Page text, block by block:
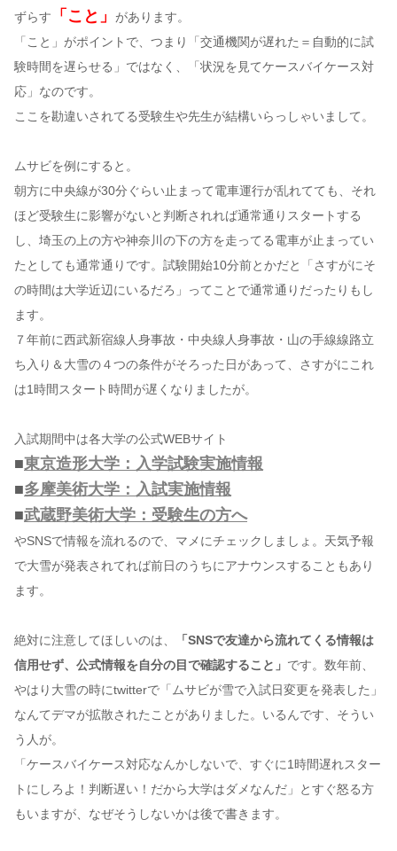
ずらす
「こと」
があります。
「こと」がポイントで、つまり「交通機関が遅れた＝自動的に試
験時間を遅らせる」ではなく、「状況を見てケースバイケース対
応」なのです。
ここを勘違いされてる受験生や先生が結構いらっしゃいまして。
ムサビを例にすると。
朝方に中央線が30分ぐらい止まって電車運行が乱れてても、それ
ほど受験生に影響がないと判断されれば通常通りスタートする
し、埼玉の上の方や神奈川の下の方を走ってる電車が止まってい
たとしても通常通りです。試験開始10分前とかだと「さすがにそ
の時間は大学近辺にいるだろ」ってことで通常通りだったりもし
ます。
７年前に西武新宿線人身事故・中央線人身事故・山の手線線路立
ち入り＆大雪の４つの条件がそろった日があって、さすがにこれ
は1時間スタート時間が遅くなりましたが。
入試期間中は各大学の公式WEBサイト
■東京造形大学：入学試験実施情報
■多摩美術大学：入試実施情報
■武蔵野美術大学：受験生の方へ
やSNSで情報を流れるので、マメにチェックしましょ。天気予報
で大雪が発表されてれば前日のうちにアナウンスすることもあり
ます。
絶対に注意してほしいのは、
「SNSで友達から流れてくる情報は
信用せず、公式情報を自分の目で確認すること」 です。数年前、
やはり大雪の時にtwitterで「ムサビが雪で入試日変更を発表した」
なんてデマが拡散されたことがありました。いるんです、そうい
う人が。
「ケースバイケース対応なんかしないで、すぐに1時間遅れスター
トにしろよ！判断遅い！だから大学はダメなんだ」とすぐ怒る方
もいますが、なぜそうしないかは後で書きます。